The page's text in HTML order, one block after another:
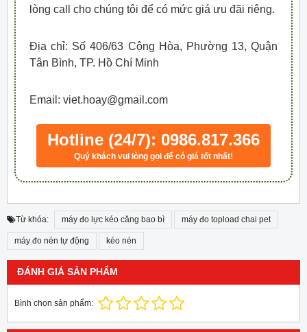
lòng call cho chúng tôi để có mức giá ưu đãi riêng.
Địa chỉ: Số 406/63 Cộng Hòa, Phường 13, Quận
Tân Bình, TP. Hồ Chí Minh
Email: viet.hoay@gmail.com
Hotline (24/7): 0986.817.366
Quý khách vui lòng gọi để có giá tốt nhất!
Từ khóa: máy đo lực kéo căng bao bì máy đo topload chai pet
máy đo nén tự động kéo nén
ĐÁNH GIÁ SẢN PHẨM
Bình chọn sản phẩm: